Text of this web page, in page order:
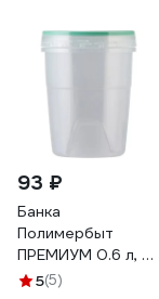
93 ₽
Банка
Полимербыт
ПРЕМИУМ 0.6 л, с
герметичной
5(5)